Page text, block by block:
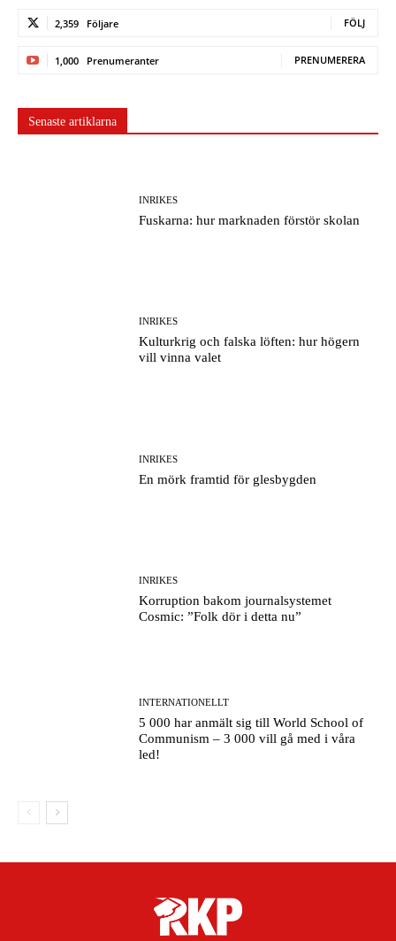
2,359 Följare FÖLJ
1,000 Prenumeranter PRENUMERERA
Senaste artiklarna
INRIKES
Fuskarna: hur marknaden förstör skolan
INRIKES
Kulturkrig och falska löften: hur högern
vill vinna valet
INRIKES
En mörk framtid för glesbygden
INRIKES
Korruption bakom journalsystemet
Cosmic: ”Folk dör i detta nu”
INTERNATIONELLT
5 000 har anmält sig till World School of
Communism – 3 000 vill gå med i våra
led!